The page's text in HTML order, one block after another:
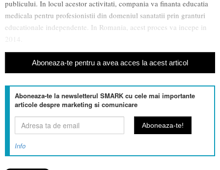
publicului. In locul acestor activitati, compania va finanta educatia
medicala pentru profesionistii din domeniul sanatatii prin granturi
educationale independente. In Romania, acest proces va incepe in
2014.
Aboneaza-te pentru a avea acces la acest articol
Aboneaza-te la newsletterul SMARK cu cele mai importante
articole despre marketing si comunicare
Info